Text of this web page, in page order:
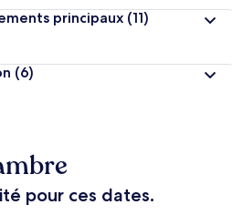
n
x
principaux (11)
(6)
pour ces dates.